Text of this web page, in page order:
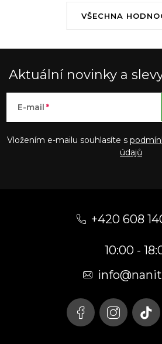
VŠECHNA
Aktuální novinky a
E-mail
Vložením e-mailu souhlasíte s
údajů
+420 608
10:00 -